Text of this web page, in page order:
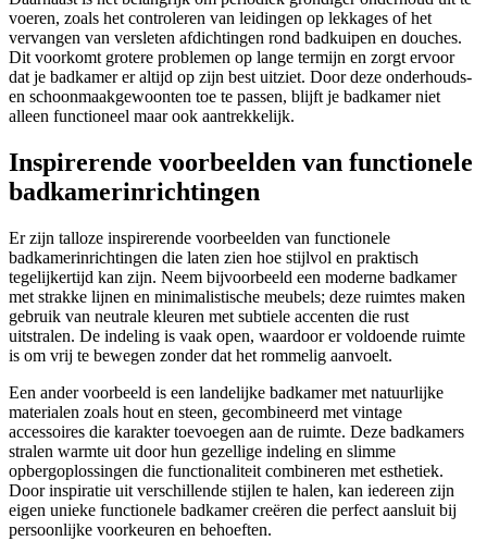
voeren, zoals het controleren van leidingen op lekkages of het
vervangen van versleten afdichtingen rond badkuipen en douches.
Dit voorkomt grotere problemen op lange termijn en zorgt ervoor
dat je badkamer er altijd op zijn best uitziet. Door deze onderhouds-
en schoonmaakgewoonten toe te passen, blijft je badkamer niet
alleen functioneel maar ook aantrekkelijk.
Inspirerende voorbeelden van functionele
badkamerinrichtingen
Er zijn talloze inspirerende voorbeelden van functionele
badkamerinrichtingen die laten zien hoe stijlvol en praktisch
tegelijkertijd kan zijn. Neem bijvoorbeeld een moderne badkamer
met strakke lijnen en minimalistische meubels; deze ruimtes maken
gebruik van neutrale kleuren met subtiele accenten die rust
uitstralen. De indeling is vaak open, waardoor er voldoende ruimte
is om vrij te bewegen zonder dat het rommelig aanvoelt.
Een ander voorbeeld is een landelijke badkamer met natuurlijke
materialen zoals hout en steen, gecombineerd met vintage
accessoires die karakter toevoegen aan de ruimte. Deze badkamers
stralen warmte uit door hun gezellige indeling en slimme
opbergoplossingen die functionaliteit combineren met esthetiek.
Door inspiratie uit verschillende stijlen te halen, kan iedereen zijn
eigen unieke functionele badkamer creëren die perfect aansluit bij
persoonlijke voorkeuren en behoeften.